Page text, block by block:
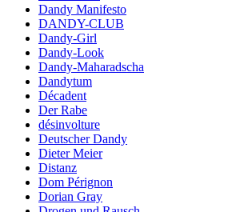
Dandy Manifesto
DANDY-CLUB
Dandy-Girl
Dandy-Look
Dandy-Maharadscha
Dandytum
Décadent
Der Rabe
désinvolture
Deutscher Dandy
Dieter Meier
Distanz
Dom Pérignon
Dorian Gray